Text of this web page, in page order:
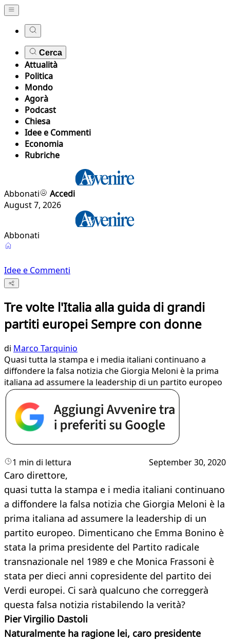
Cerca
Attualità
Politica
Mondo
Agorà
Podcast
Chiesa
Idee e Commenti
Economia
Rubriche
Abbonati
Accedi
August 7, 2026
Abbonati
Idee e Commenti
Tre volte l'Italia alla guida di grandi
partiti europei Sempre con donne
di Marco Tarquinio
Quasi tutta la stampa e i media italiani continuano a
diffondere la falsa notizia che Giorgia Meloni è la prima
italiana ad assumere la leadership di un partito europeo
1 min di lettura September 30, 2020
Caro direttore,
quasi tutta la stampa e i media italiani continuano
a diffondere la falsa notizia che Giorgia Meloni è la
prima italiana ad assumere la leadership di un
partito europeo. Dimenticano che Emma Bonino è
stata la prima presidente del Partito radicale
transnazionale nel 1989 e che Monica Frassoni è
stata per dieci anni copresidente del partito dei
Verdi europei. Ci sarà qualcuno che correggerà
questa falsa notizia ristabilendo la verità?
Pier Virgilio Dastoli
Naturalmente ha ragione lei, caro presidente